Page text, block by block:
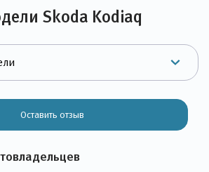
Skoda Kodiaq
Оставить отзыв